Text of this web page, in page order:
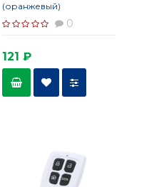
(оранжевый)
0
121 ₽